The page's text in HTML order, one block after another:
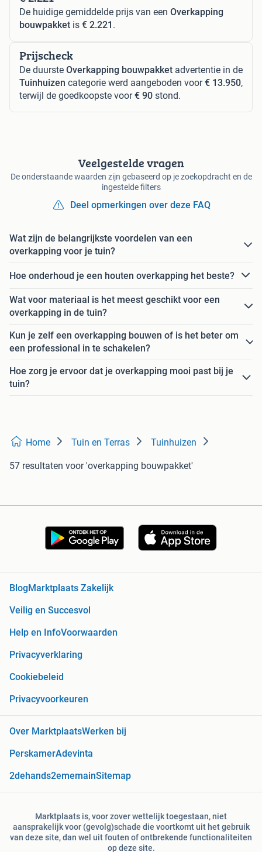
De huidige gemiddelde prijs van een Overkapping
bouwpakket is € 2.221 .
Prijscheck
De duurste Overkapping bouwpakket advertentie in de
Tuinhuizen categorie werd aangeboden voor€ 13.950,
terwijl de goedkoopste voor€ 90 stond.
Veelgestelde vragen
De onderstaande waarden zijn gebaseerd op je zoekopdracht en de
ingestelde filters
Deel opmerkingen over deze FAQ
Wat zijn de belangrijkste voordelen van een
overkapping voor je tuin?
Hoe onderhoud je een houten overkapping het beste?
Wat voor materiaal is het meest geschikt voor een
overkapping in de tuin?
Kun je zelf een overkapping bouwen of is het beter om
een professional in te schakelen?
Hoe zorg je ervoor dat je overkapping mooi past bij je
tuin?
Home Tuin en Terras Tuinhuizen
57 resultaten voor 'overkapping bouwpakket'
BlogMarktplaats Zakelijk
Veilig en Succesvol
Help en InfoVoorwaarden
Privacyverklaring
Cookiebeleid
Privacyvoorkeuren
Over MarktplaatsWerken bij
PerskamerAdevinta
2dehands2ememainSitemap
Marktplaats is, voor zover wettelijk toegestaan, niet
aansprakelijk voor (gevolg)schade die voortkomt uit het gebruik
van deze site, dan wel uit fouten of ontbrekende functionaliteiten
op deze site.